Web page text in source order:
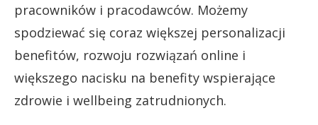
pracowników i pracodawców. Możemy
spodziewać się coraz większej personalizacji
benefitów, rozwoju rozwiązań online i
większego nacisku na benefity wspierające
zdrowie i wellbeing zatrudnionych.